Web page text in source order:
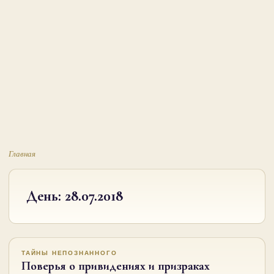
Главная
День: 28.07.2018
ТАЙНЫ НЕПОЗНАННОГО
Поверья о привидениях и призраках